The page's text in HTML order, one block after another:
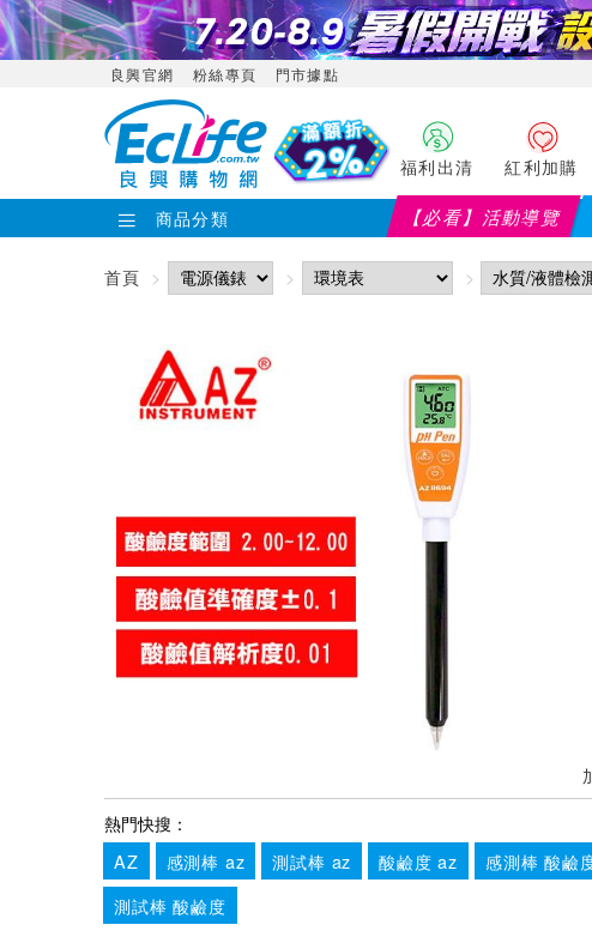
良興官網 粉絲專頁 門市據點
福利出清 紅利加購
商品分類 【必看】活動導覽
【PX大通】全館滿千折百(部分品項不適用，滿
首頁
熱門快搜：
AZ
感測棒 az 測試棒 az 酸鹼度 az
感測棒 酸鹼
測試棒 酸鹼度